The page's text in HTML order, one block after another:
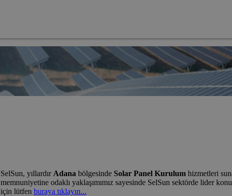
SelSun, yıllardır Adana bölgesinde Solar Panel Kurulumhizmetleri
memnuniyetine odaklı yaklaşımımız sayesinde SelSun sektörde lider
için lütfen buraya tıklayın...